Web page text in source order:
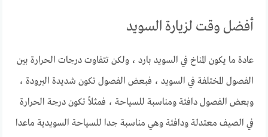
أفضل وقت لزيارة السويد
عادة ما يكون المناخ في السويد بارد ، ولكن تتفاوت درجات الحرارة بين
الفصول المختلفة في السويد ، فبعض الفصول تكون شديدة البرودة ،
وبعض الفصول دافئة ومناسبة للسياحة ، فمثلاً تكون درجة الحرارة
في الصيف معتدلة ودافئة وهي مناسبة جدا للسياحة السويدية ماعدا